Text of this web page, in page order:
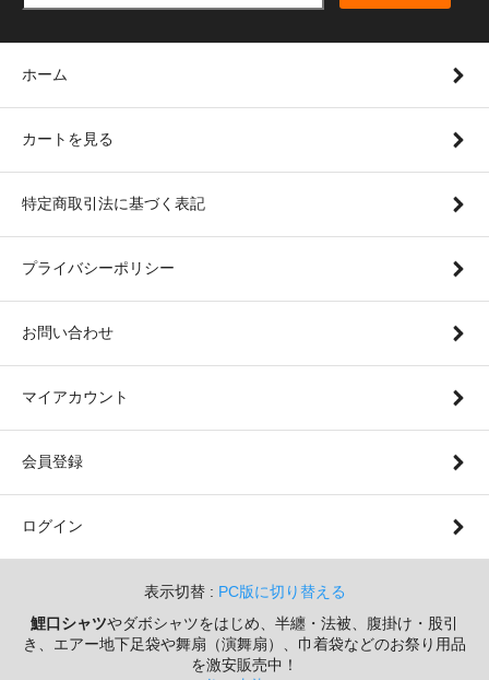
ホーム
カートを見る
特定商取引法に基づく表記
プライバシーポリシー
お問い合わせ
マイアカウント
会員登録
ログイン
表示切替 : PC版に切り替える
鯉口シャツやダボシャツをはじめ、半纏・法被、腹掛け・股引
き、エアー地下足袋や舞扇（演舞扇）、巾着袋などのお祭り用品
を激安販売中！